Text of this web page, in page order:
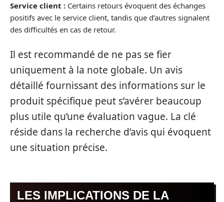
Service client : Certains retours évoquent des échanges
positifs avec le service client, tandis que d’autres signalent
des difficultés en cas de retour.
Il est recommandé de ne pas se fier
uniquement à la note globale. Un avis
détaillé fournissant des informations sur le
produit spécifique peut s’avérer beaucoup
plus utile qu’une évaluation vague. La clé
réside dans la recherche d’avis qui évoquent
une situation précise.
LES IMPLICATIONS DE LA